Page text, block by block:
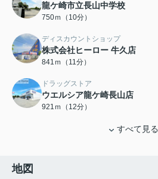
龍ケ崎市立長山中学校
750ｍ（10分）
ディスカウントショップ
株式会社ヒーロー 牛久店
841ｍ（11分）
ドラッグストア
ウエルシア龍ケ崎長山店
921ｍ（12分）
すべて見る
地図